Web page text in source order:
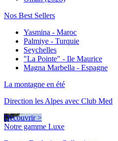
Nos Best Sellers
Yasmina - Maroc
Palmiye - Turquie
Seychelles
"La Pointe" - Ile Maurice
Magna Marbella - Espagne
La montagne en été
Direction les Alpes avec Club Med
Découvrir >
Notre gamme Luxe